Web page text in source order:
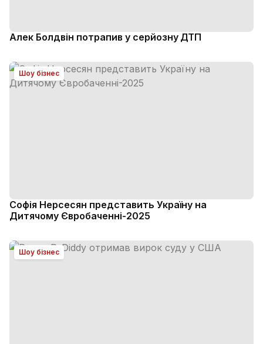
Алек Болдвін потрапив у серйозну ДТП
Шоу бізнес
Софія Нерсесян представить Україну на
Дитячому Євробаченні-2025
Шоу бізнес